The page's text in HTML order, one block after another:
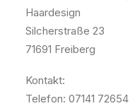
Haardesign
Silcherstraße 23
71691 Freiberg
Kontakt:
Telefon: 07141 72654